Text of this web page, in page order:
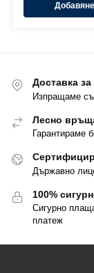
Доставка за
Изпращаме
Лесно
Гарантираме
Държавно
100%
Сигурно
платеж